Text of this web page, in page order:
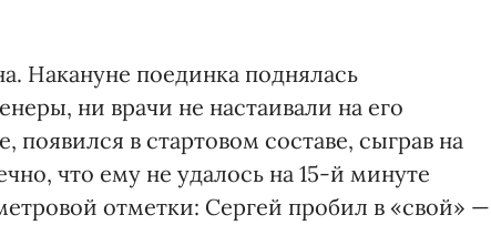
Накануне поединка поднялась
ни врачи не настаивали на его
появился в стартовом составе, сыграв на
что ему не удалось на 15-й минуте
отметки: Сергей пробил в «свой» —